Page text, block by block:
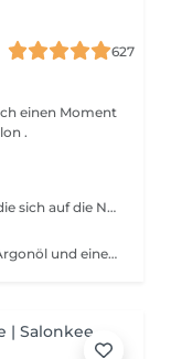
627
.
Maniküre ist eine ästhetische Behandlung, die sich auf die Nägel konzentriert. Die Kosmetikerin wird Ihre Finger zu Beginn der Maniküre in einer Schüssel mit heißem Wasser einweichen Die Maniküre ermöglicht es, die Nägel zu stärken, von kleinen abgestorbenen Hautschüppchen, die sie umgeben, zu befreien und gepflegte Hände zu zeigen. Beschränkt sich auf das Zurückschieben der Nagelhaut, Feilen und Polieren der Nägel und begleitend mit einer Massage der Hände am Ende der Maniküre und evtl
Die Kollagenmaskenhandschuhe sind mit Argonöl und einer kollagenreichen Emulsion vorimprägniert, um die Haut zu durchdringen und mit Feuchtigkeit zu versorgen.